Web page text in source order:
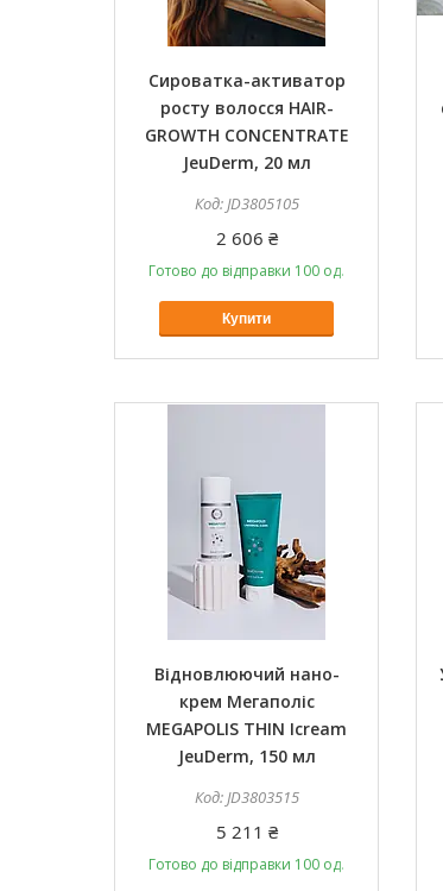
Сироватка-активатор
росту волосся HAIR-
GROWTH CONCENTRATE
JeuDerm, 20 мл
JD3805105
2 606 ₴
Готово до відправки 100 од.
Купити
Відновлюючий нано-
крем Мегаполіс
MEGAPOLIS THIN Icream
JeuDerm, 150 мл
JD3803515
5 211 ₴
Готово до відправки 100 од.